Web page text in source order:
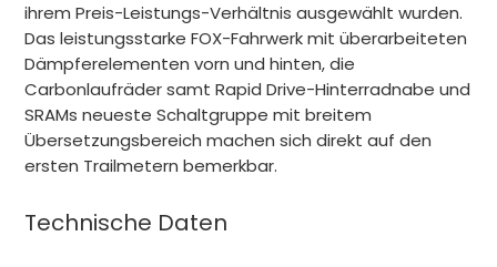
ihrem Preis-Leistungs-Verhältnis ausgewählt wurden.
Das leistungsstarke FOX-Fahrwerk mit überarbeiteten
Dämpferelementen vorn und hinten, die
Carbonlaufräder samt Rapid Drive-Hinterradnabe und
SRAMs neueste Schaltgruppe mit breitem
Übersetzungsbereich machen sich direkt auf den
ersten Trailmetern bemerkbar.
Technische Daten